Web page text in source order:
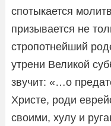
спотыкается
призывается не
стропотнейший
утрени Великой
звучит: «…о
Христе, роди
своими, хулу и